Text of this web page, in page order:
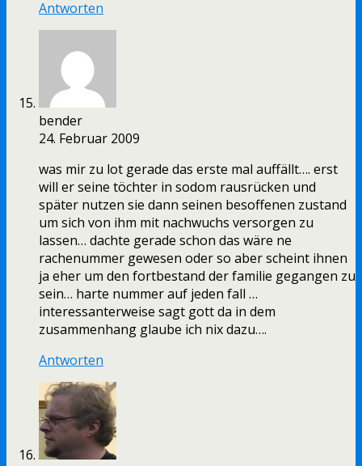
Antworten
bender
24. Februar 2009
was mir zu lot gerade das erste mal auffällt…. erst
will er seine töchter in sodom rausrücken und
später nutzen sie dann seinen besoffenen zustand
um sich von ihm mit nachwuchs versorgen zu
lassen… dachte gerade schon das wäre ne
rachenummer gewesen oder so aber scheint ihnen
ja eher um den fortbestand der familie gegangen zu
sein… harte nummer auf jeden fall …
interessanterweise sagt gott da in dem
zusammenhang glaube ich nix dazu….
Antworten